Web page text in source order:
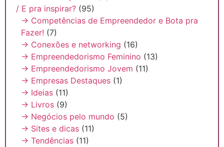
/ E pra inspirar? (95)
→ Competências de Empreendedor e Bota pra
Fazer! (7)
→ Conexões e networking (16)
→ Empreendedorismo Feminino (13)
→ Empreendedorismo Jovem (11)
→ Empresas Destaques (1)
→ Ideias (11)
→ Livros (9)
→ Negócios pelo mundo (5)
→ Sites e dicas (11)
→ Tendências (11)